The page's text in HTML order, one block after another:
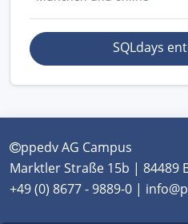
SQLdays
ppedv AG Campus
Marktler Straße 15b | 84489
+49 (0) 8677 - 9889-0 |